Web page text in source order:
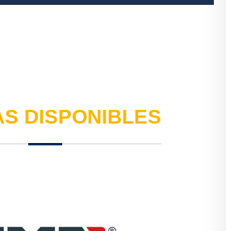
DISPONIBLES